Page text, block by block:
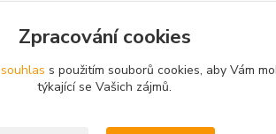
Zpracování cookies
souhlas s použitím souborů cookies, aby Vám
týkající se Vašich zájmů.